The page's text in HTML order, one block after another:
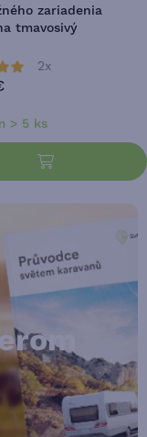
zariadenia
tmavosivý
2x
> 5 ks